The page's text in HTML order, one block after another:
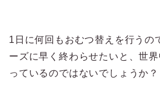
1日に何回もおむつ替えを行うの
ーズに早く終わらせたいと、世
っているのではないでしょうか？